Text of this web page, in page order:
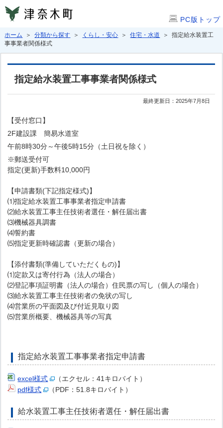
PC版トップ
ホーム ＞分類から探す ＞ くらし・安心 ＞住宅・水道
＞ 指定給水装置工
事事業者関係様式
指定給水装置工事事業者関係様式
最終更新日：2025年7月8日
【受付窓口】
2F建設課 簡易水道室
午前8時30分～午後5時15分（土日祝を除く）
※郵送受付可
指定(更新)手数料10,000円
【申請書類(下記指定様式)】
⑴指定給水装置工事事業者指定申請書
⑵給水装置工事主任技術者選任・解任届出書
⑶機械器具調書
⑷誓約書
⑸指定更新時確認書（更新の場合）
【添付書類(準備していただくもの)】
⑴定款又は寄付行為（法人の場合）
⑵登記事項証明書（法人の場合）住民票の写し（個人の場合）
⑶給水装置工事主任技術者の免状の写し
⑷営業所の平面図及び付近見取り図
⑸営業所概要、機械器具等の写真
指定給水装置工事事業者指定申請書
excel様式
（エクセル：41キロバイト）
pdf様式
（PDF：51.8キロバイト）
給水装置工事主任技術者選任・解任届出書